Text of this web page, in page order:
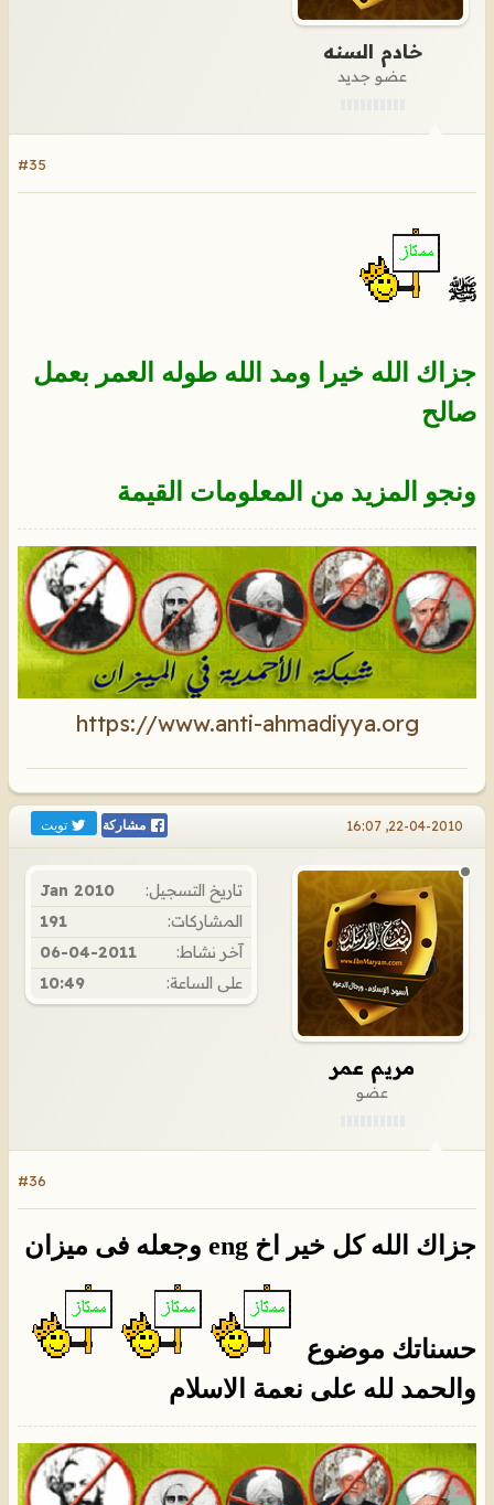
خادم السنه
عضو جديد
#35
جزاك الله خيرا ومد الله طوله العمر بعمل
صالح
ونجو المزيد من المعلومات القيمة
https://www.anti-ahmadiyya.org
22-04-2010, 16:07 مشاركة تويت
مريم عمر
عضو
تاريخ التسجيل:
Jan 2010
المشاركات:
191
آخر نشاط:
06-04-2011
على الساعة:
10:49
#36
جزاك الله كل خير اخ eng وجعله فى ميزان
حسناتك موضوع
والحمد لله على نعمة الاسلام